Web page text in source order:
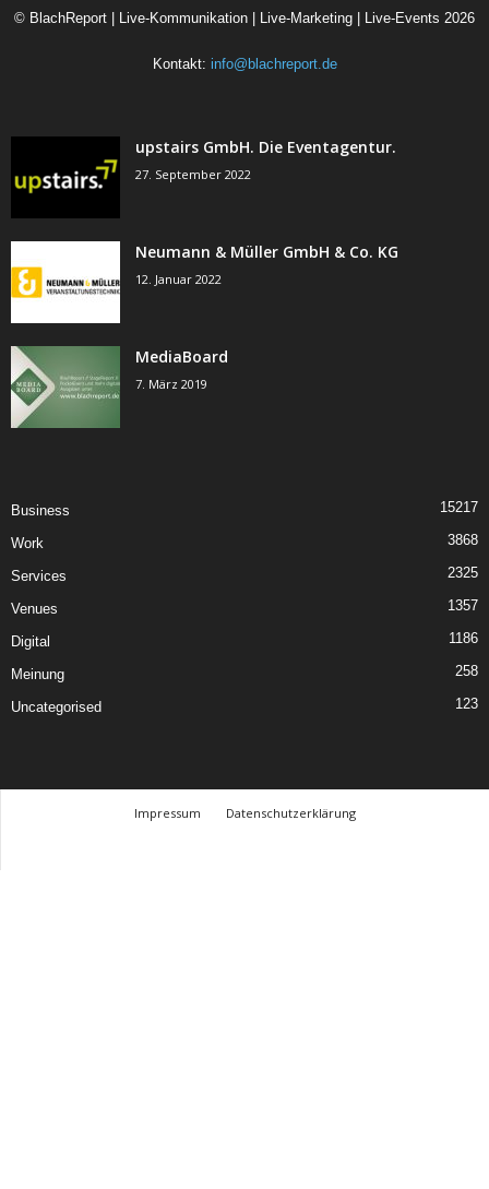
© BlachReport | Live-Kommunikation | Live-Marketing | Live-Events 2026
Kontakt: info@blachreport.de
upstairs GmbH. Die Eventagentur.
27. September 2022
Neumann & Müller GmbH & Co. KG
12. Januar 2022
MediaBoard
7. März 2019
Business 15217
Work 3868
Services 2325
Venues 1357
Digital 1186
Meinung 258
Uncategorised 123
Impressum
Datenschutzerklärung